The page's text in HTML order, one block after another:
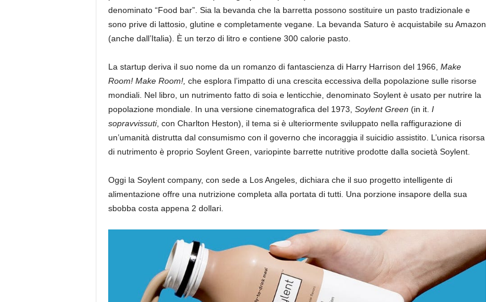
denominato “Food bar”. Sia la bevanda che la barretta possono sostituire un pasto tradizionale e
sono prive di lattosio, glutine e completamente vegane. La bevanda Saturo è acquistabile su Amazon
(anche dall’Italia). È un terzo di litro e contiene 300 calorie pasto.
La startup deriva il suo nome da un romanzo di fantascienza di Harry Harrison del 1966, Make
Room! Make Room!, che esplora l’impatto di una crescita eccessiva della popolazione sulle risorse
mondiali. Nel libro, un nutrimento fatto di soia e lenticchie, denominato Soylent è usato per nutrire la
popolazione mondiale. In una versione cinematografica del 1973, Soylent Green (in it. I
sopravvissuti, con Charlton Heston), il tema si è ulteriormente sviluppato nella raffigurazione di
un’umanità distrutta dal consumismo con il governo che incoraggia il suicidio assistito. L’unica risorsa
di nutrimento è proprio Soylent Green, variopinte barrette nutritive prodotte dalla società Soylent.
Oggi la Soylent company, con sede a Los Angeles, dichiara che il suo progetto intelligente di
alimentazione offre una nutrizione completa alla portata di tutti. Una porzione insapore della sua
sbobba costa appena 2 dollari.